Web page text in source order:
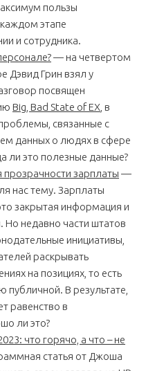
пользы
этапе
и сотрудника.
— на четвертом
Дэвид Грин взял у
посвящен
Big, Bad State of EX , в
связанные с
данных о людях в сфере
ли это полезные данные?
зарплаты —
нас тему. Зарплаты
закрытая информация и
Но недавно части штатов
инициативы,
раскрывать
на позициях, то есть
публичной. В результате,
равенство в
ли это?
что горячо, а что – не
статья от Джоша